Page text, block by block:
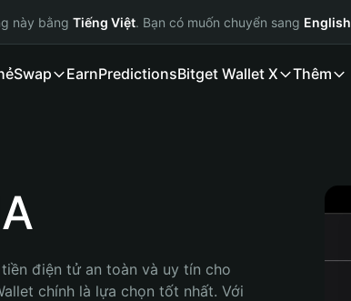
này bằng Tiếng Việt. Bạn có muốn chuyển sang English
Swap EarnPredictionsBitget Wallet X Thêm
điện tử an toàn và uy tín cho
chính là lựa chọn tốt nhất. Với